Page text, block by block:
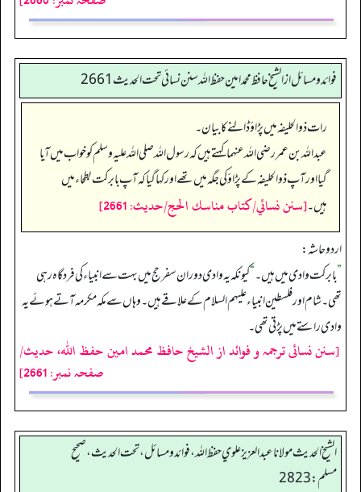
فوائد ومسائل از الشيخ حافظ محمد امين حفظ الله سنن نسائي تحت الحديث2661
رات ذوالحلیفہ میں پڑاؤ ڈالنے کا بیان۔
عبداللہ بن عمر رضی الله عنہما کہتے ہیں کہ رسول اللہ صلی اللہ علیہ وسلم کو خواب میں آیا
گیا اور آپ ذوالحلیفہ کے پڑاؤ کی جگہ میں تھے اور کہا گیا کہ آپ بابرکت بطحاء میں
ہیں۔[سنن نسائي/كتاب مناسك الحج/حدیث: 2661]
اردو حاشہ:
”بابرکت وادی میں ہیں۔“کیونکہ یہ وادی دوران سفر حج میں بہت سے انبیاء کی فرد گاہ رہی
تھی۔ شام اور فلسطین انبیاء علیہم السلام کے علاقے ہیں۔ وہاں سے مکہ مکرمہ آتے ہوئے یہ
وادی راستے میں پڑتی تھی۔
[سنن نسائی ترجمہ و فوائد از الشیخ حافظ محمد امین حفظ اللہ، حدیث/
صفحہ نمبر: 2661]
الشيخ الحديث مولانا عبدالعزيز علوي حفظ الله، فوائد و مسائل، تحت الحديث ، صحيح
مسلم: 2823